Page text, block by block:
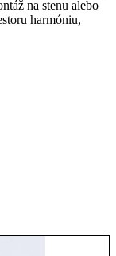
na stenu alebo
harmóniu,